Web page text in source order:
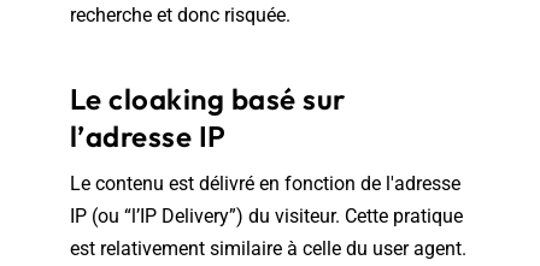
recherche et donc risquée.
Le cloaking basé sur
l’adresse IP
Le contenu est délivré en fonction de l'adresse
IP (ou “l’IP Delivery”) du visiteur. Cette pratique
est relativement similaire à celle du user agent.